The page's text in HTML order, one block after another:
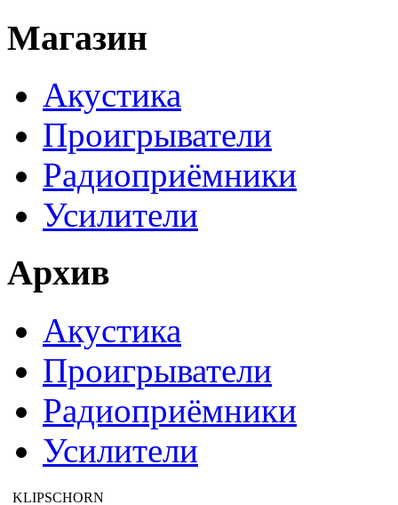
Магазин
Акустика
Проигрыватели
Радиоприёмники
Усилители
Архив
Акустика
Проигрыватели
Радиоприёмники
Усилители
KLIPSCHORN